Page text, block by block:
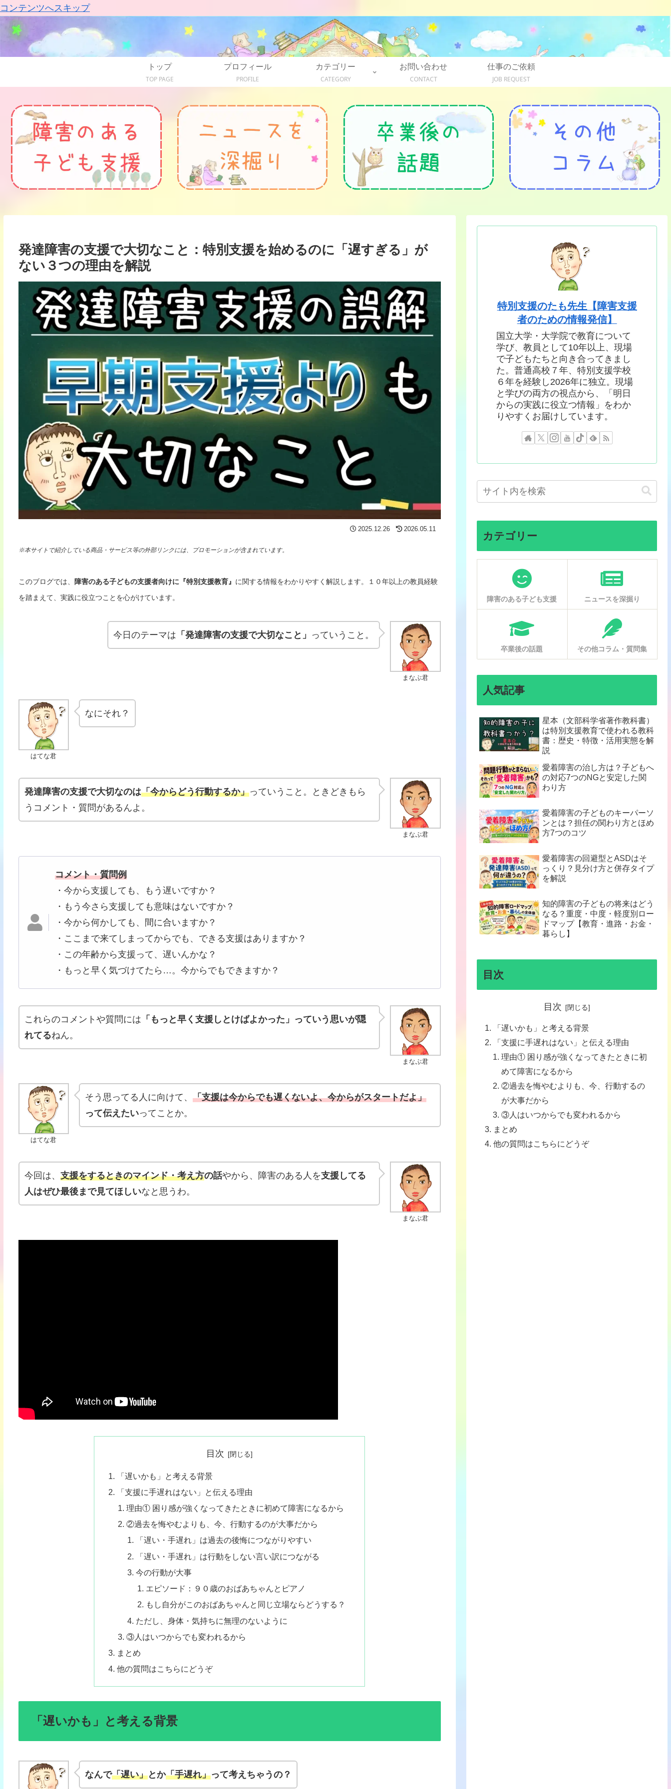
コンテンツへスキップ
トップ
TOP PAGE
プロフィール
PROFILE
カテゴリー
CATEGORY
お問い合わせ
CONTACT
仕事のご依頼
JOB REQUEST
発達障害の支援で大切なこと：特別支援を始めるのに「遅すぎる」が
ない３つの理由を解説
2025.12.26 2026.05.11
※本サイトで紹介している商品・サービス等の外部リンクには、プロモーションが含まれています。
このブログでは、 障害のある子どもの支援者向けに 『特別支援教育』 に関する情報をわかりやすく解説します。１０年以上の教員経験
を踏まえて、実践に役立つことを心がけています。
まなぶ君
今日のテーマは 「発達障害の支援で大切なこと」 っていうこと。
はてな君
なにそれ？
まなぶ君
発達障害の支援で大切なのは「今からどう行動するか」っていうこと。ときどきもら
うコメント・質問があるんよ。
コメント・質問例
・今から支援しても、もう遅いですか？
・もう今さら支援しても意味はないですか？
・今から何かしても、間に合いますか？
・ここまで来てしまってからでも、できる支援はありますか？
・この年齢から支援って、遅いんかな？
・もっと早く気づけてたら…。今からでもできますか？
まなぶ君
これらのコメントや質問には 「もっと早く支援しとけばよかった」っていう思いが隠
れてるねん。
はてな君
そう思ってる人に向けて、「支援は今からでも遅くないよ、今からがスタートだよ」
って伝えたいってことか。
まなぶ君
今回は、 支援をするときのマインド・考え方の話やから、障害のある人を支援してる
人はぜひ最後まで見てほしいなと思うわ。
目次
「遅いかも」と考える背景
「支援に手遅れはない」と伝える理由
理由① 困り感が強くなってきたときに初めて障害になるから
②過去を悔やむよりも、今、行動するのが大事だから
「遅い・手遅れ」は過去の後悔につながりやすい
「遅い・手遅れ」は行動をしない言い訳につながる
今の行動が大事
エピソード：９０歳のおばあちゃんとピアノ
もし自分がこのおばあちゃんと同じ立場ならどうする？
ただし、身体・気持ちに無理のないように
③人はいつからでも変われるから
まとめ
他の質問はこちらにどうぞ
「遅いかも」と考える背景
なんで「遅い」とか「手遅れ」って考えちゃうの？
特別支援のたも先生【障害支援
者のための情報発信】
国立大学・大学院で教育について
学び、教員として10年以上、現場
で子どもたちと向き合ってきまし
た。普通高校７年、特別支援学校
６年を経験し2026年に独立。現場
と学びの両方の視点から、「明日
からの実践に役立つ情報」をわか
りやすくお届けしています。
カテゴリー
障害のある子ども支援 ニュースを深掘り
卒業後の話題 その他コラム・質問集
人気記事
星本（文部科学省著作教科書）
は特別支援教育で使われる教科
書：歴史・特徴・活用実態を解
説
愛着障害の治し方は？子どもへ
の対応7つのNGと安定した関
わり方
愛着障害の子どものキーパーソ
ンとは？担任の関わり方とほめ
方7つのコツ
愛着障害の回避型とASDはそ
っくり？見分け方と併存タイプ
を解説
知的障害の子どもの将来はどう
なる？重度・中度・軽度別ロー
ドマップ【教育・進路・お金・
暮らし】
目次
目次
「遅いかも」と考える背景
「支援に手遅れはない」と伝える理由
理由① 困り感が強くなってきたときに初
めて障害になるから
②過去を悔やむよりも、今、行動するの
が大事だから
③人はいつからでも変われるから
まとめ
他の質問はこちらにどうぞ